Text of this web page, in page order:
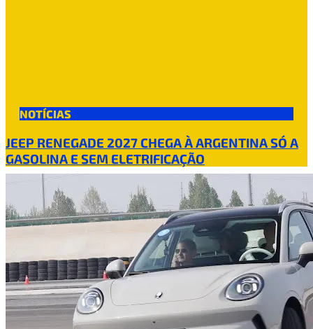
NOTÍCIAS
JEEP RENEGADE 2027 CHEGA À ARGENTINA SÓ A
GASOLINA E SEM ELETRIFICAÇÃO